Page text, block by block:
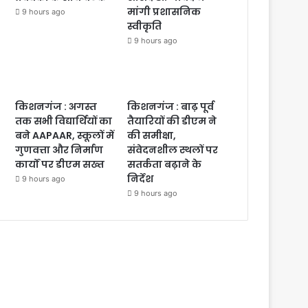
9 hours ago
मांगी प्रशासनिक
स्वीकृति
9 hours ago
किशनगंज : अगस्त
तक सभी विद्यार्थियों का
बने AAPAAR, स्कूलों में
गुणवत्ता और निर्माण
कार्यों पर डीएम सख्त
9 hours ago
किशनगंज : बाढ़ पूर्व
तैयारियों की डीएम ने
की समीक्षा,
संवेदनशील स्थलों पर
सतर्कता बढ़ाने के
निर्देश
9 hours ago